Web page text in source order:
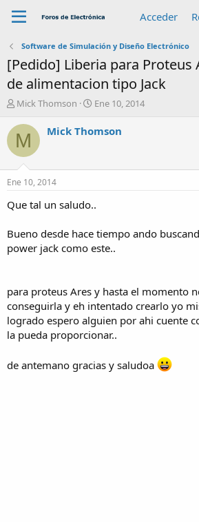
Acceder
Software de Simulación y Diseño Electrónico
[Pedido] Liberia para Proteus
de alimentacion tipo Jack
A
t
o
r
Mick Thomson
F
c
o
Ene 10, 2014
M Mick Thomson
Ene 10, 2014
Que tal un saludo..
Bueno desde hace tiempo ando
power jack como este..
para proteus Ares y hasta el momento
conseguirla y eh intentado crearlo yo
logrado espero alguien por ahi cuente
la pueda proporcionar..
de antemano gracias y saludoa